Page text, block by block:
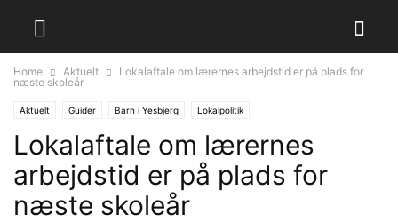
Home Aktuelt
Lokalaftale om lærernes arbejdstid er på plads for
næste skoleår
Aktuelt Guider Barn i Yesbjerg Lokalpolitik
Lokalaftale om lærernes
arbejdstid er på plads for
næste skoleår